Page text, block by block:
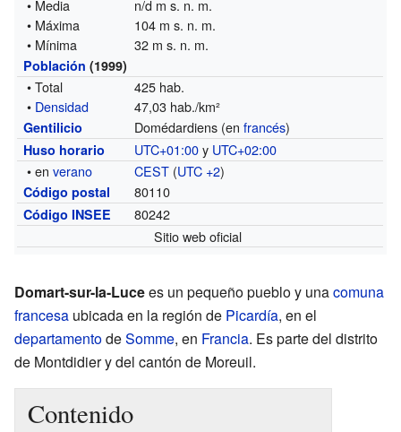
• Media
n/d m s. n. m.
• Máxima
104 m s. n. m.
• Mínima
32 m s. n. m.
Población (1999)
• Total
425 hab.
• Densidad 47,03 hab./km²
Gentilicio Domédardiens (enfrancés)
Huso horario UTC+01:00y UTC+02:00
• enverano CEST (UTC +2)
Código postal 80110
Código INSEE
80242
Sitio web oficial
Domart-sur-la-Lucees un pequeño pueblo y unacomuna
francesa ubicada en la región de Picardía, en el
departamentodeSomme, en Francia. Es parte del distrito
de Montdidier y del cantón de Moreuil.
Contenido